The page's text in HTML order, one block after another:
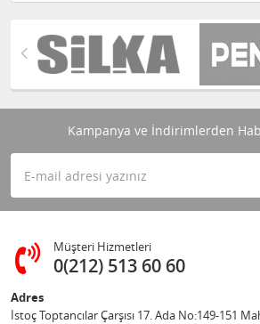
Kampanya ve İndirimlerden
Müşteri Hizmetleri
0(212) 513 60 60
Adres
İstoç Toptancılar Çarşısı 17. Ada No:149-151